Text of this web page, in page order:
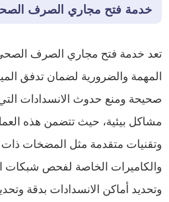
خدمة فتح مجاري الصرف
تعد خدمة فتح مجاري الصرف
المهمة والضرورية لضمان تدفق
صحيحة ومنع حدوث الانسدادات
مشاكل بيئية، حيث تتضمن هذه
وتقنيات متقدمة مثل المضخات
والكاميرات الخاصة لفحص
وتحديد أماكن الانسدادات بدقة